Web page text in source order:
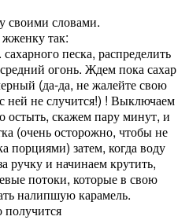
своими словами.
так:
песка, распределить
огонь. Ждем пока сахар
(да-да, не жалейте свою
ней не случится!) ! Выключаем
остыть, скажем пару минут, и
(очень осторожно, чтобы не
порциями) затем, когда воду
ручку и начинаем крутить,
потоки, которые в свою
налипшую карамель.
получится